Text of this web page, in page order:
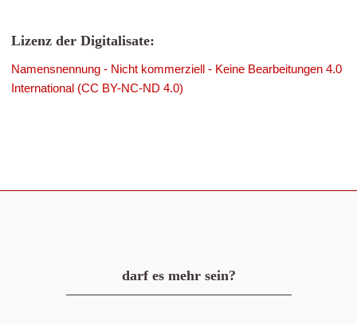
Lizenz der Digitalisate:
Namensnennung - Nicht kommerziell - Keine Bearbeitungen 4.0
International (CC BY-NC-ND 4.0)
darf es mehr sein?